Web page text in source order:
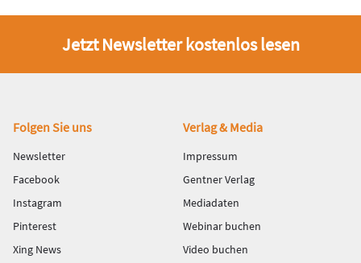
Jetzt Newsletter kostenlos lesen
Fußbereich
Folgen Sie uns
Newsletter
Facebook
Instagram
Pinterest
Xing News
Verlag & Media
Impressum
Gentner Verlag
Mediadaten
Webinar buchen
Video buchen